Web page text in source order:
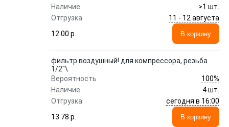
Наличие
>1 шт.
Отгрузка
11 - 12 августа
12.00 p.
В корзину
фильтр воздушный! для компрессора, резьба
1/2''\
Вероятность
100%
Наличие
4 шт.
Отгрузка
сегодня в 16:00
13.78 p.
В корзину